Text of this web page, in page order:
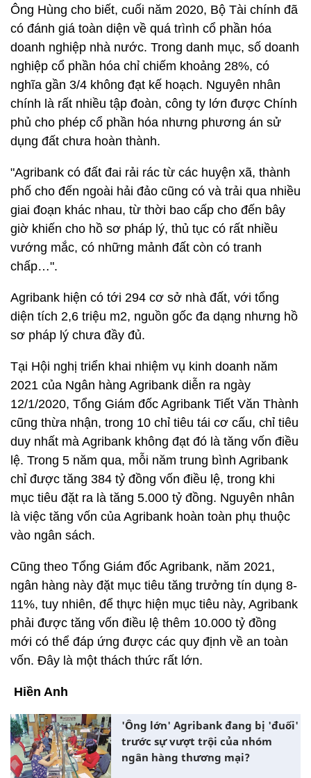
Ông Hùng cho biết, cuối năm 2020, Bộ Tài chính đã
có đánh giá toàn diện về quá trình cổ phần hóa
doanh nghiệp nhà nước. Trong danh mục, số doanh
nghiệp cổ phần hóa chỉ chiếm khoảng 28%, có
nghĩa gần 3/4 không đạt kế hoạch. Nguyên nhân
chính là rất nhiều tập đoàn, công ty lớn được Chính
phủ cho phép cổ phần hóa nhưng phương án sử
dụng đất chưa hoàn thành.
"Agribank có đất đai rải rác từ các huyện xã, thành
phố cho đến ngoài hải đảo cũng có và trải qua nhiều
giai đoạn khác nhau, từ thời bao cấp cho đến bây
giờ khiến cho hồ sơ pháp lý, thủ tục có rất nhiều
vướng mắc, có những mảnh đất còn có tranh
chấp…".
Agribank hiện có tới 294 cơ sở nhà đất, với tổng
diện tích 2,6 triệu m2, nguồn gốc đa dạng nhưng hồ
sơ pháp lý chưa đầy đủ.
Tại Hội nghị triển khai nhiệm vụ kinh doanh năm
2021 của Ngân hàng Agribank diễn ra ngày
12/1/2020, Tổng Giám đốc Agribank Tiết Văn Thành
cũng thừa nhận, trong 10 chỉ tiêu tái cơ cấu, chỉ tiêu
duy nhất mà Agribank không đạt đó là tăng vốn điều
lệ. Trong 5 năm qua, mỗi năm trung bình Agribank
chỉ được tăng 384 tỷ đồng vốn điều lệ, trong khi
mục tiêu đặt ra là tăng 5.000 tỷ đồng. Nguyên nhân
là việc tăng vốn của Agribank hoàn toàn phụ thuộc
vào ngân sách.
Cũng theo Tổng Giám đốc Agribank, năm 2021,
ngân hàng này đặt mục tiêu tăng trưởng tín dụng 8-
11%, tuy nhiên, để thực hiện mục tiêu này, Agribank
phải được tăng vốn điều lệ thêm 10.000 tỷ đồng
mới có thể đáp ứng được các quy định về an toàn
vốn. Đây là một thách thức rất lớn.
Hiền Anh
'Ông lớn' Agribank đang bị 'đuối'
trước sự vượt trội của nhóm
ngân hàng thương mại?